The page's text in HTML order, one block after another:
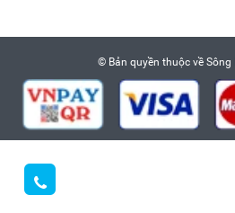
© Bản quyền thuộc về Sông